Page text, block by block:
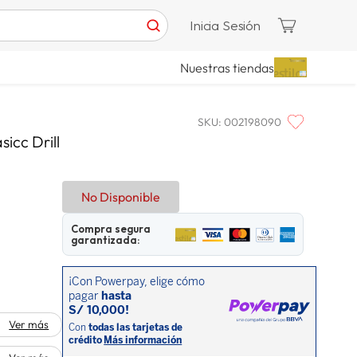
Inicia Sesión
Nuestras tiendas
SKU: 002198090
Drill
Ver más
No Disponible
Compra segura
garantizada: